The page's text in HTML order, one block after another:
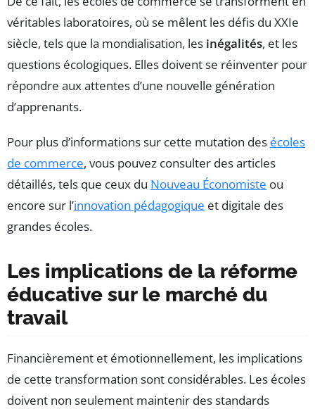
véritables laboratoires, où se mêlent les défis du XXIe
siècle, tels que la mondialisation, les inégalités, et les
questions écologiques. Elles doivent se réinventer pour
répondre aux attentes d’une nouvelle génération
d’apprenants.
Pour plus d’informations sur cette mutation des écoles
de commerce, vous pouvez consulter des articles
détaillés, tels que ceux du Nouveau Économiste ou
encore sur l’innovation pédagogique et digitale des
grandes écoles.
Les implications de la réforme
éducative sur le marché du
travail
Financièrement et émotionnellement, les implications
de cette transformation sont considérables. Les écoles
doivent non seulement maintenir des standards